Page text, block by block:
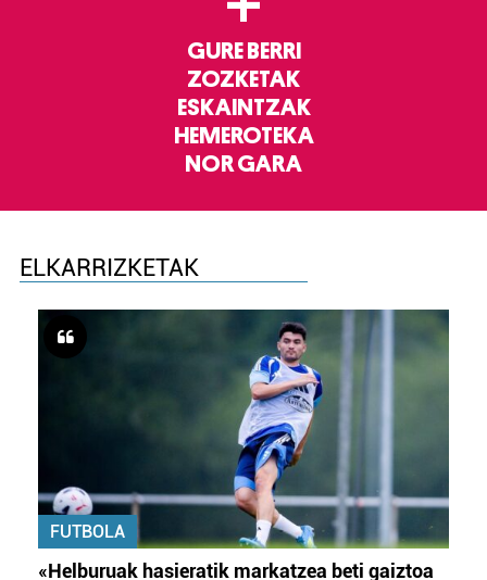
GURE BERRI
ZOZKETAK
ESKAINTZAK
HEMEROTEKA
NOR GARA
ELKARRIZKETAK
FUTBOLA
«Helburuak hasieratik markatzea beti gaiztoa